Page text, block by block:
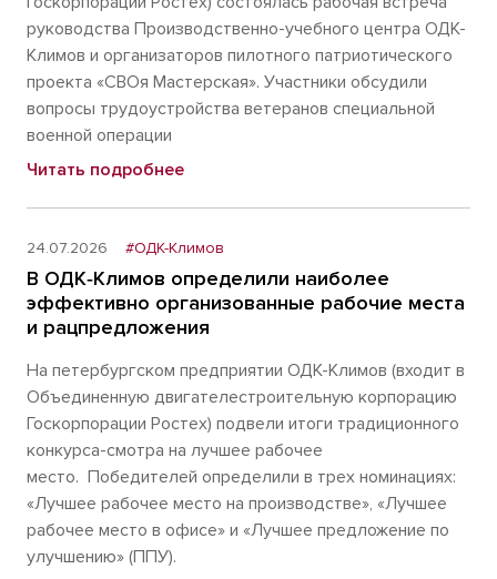
руководства Производственно-учебного центра ОДК-
Климов и организаторов пилотного патриотического
проекта «СВОя Мастерская». Участники обсудили
вопросы трудоустройства ветеранов специальной
военной операции
Читать подробнее
24.07.2026 #ОДК-Климов
В ОДК‑Климов определили наиболее
эффективно организованные рабочие места
и рацпредложения
На петербургском предприятии ОДК-Климов (входит в
Объединенную двигателестроительную корпорацию
Госкорпорации Ростех) подвели итоги традиционного
конкурса-смотра на лучшее рабочее
место. Победителей определили в трех номинациях:
«Лучшее рабочее место на производстве», «Лучшее
рабочее место в офисе» и «Лучшее предложение по
улучшению» (ППУ).